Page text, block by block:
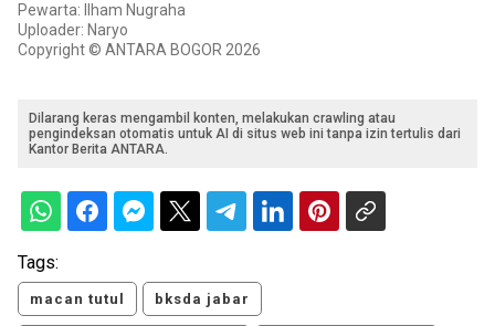
Pewarta: Ilham Nugraha
Uploader: Naryo
Copyright © ANTARA BOGOR 2026
Dilarang keras mengambil konten, melakukan crawling atau
pengindeksan otomatis untuk AI di situs web ini tanpa izin tertulis dari
Kantor Berita ANTARA.
Tags:
macan tutul bksda jabar